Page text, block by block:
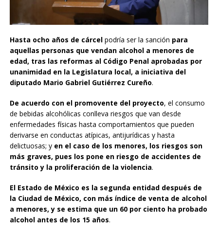
Hasta ocho años de cárcel podría ser la sanción para
aquellas personas que vendan alcohol a menores de
edad, tras las reformas al Código Penal aprobadas por
unanimidad en la Legislatura local, a iniciativa del
diputado Mario Gabriel Gutiérrez Cureño.
De acuerdo con el promovente del proyecto, el consumo
de bebidas alcohólicas conlleva riesgos que van desde
enfermedades físicas hasta comportamientos que pueden
derivarse en conductas atípicas, antijurídicas y hasta
delictuosas; y en el caso de los menores, los riesgos son
más graves, pues los pone en riesgo de accidentes de
tránsito y la proliferación de la violencia.
El Estado de México es la segunda entidad después de
la Ciudad de México, con más índice de venta de alcohol
a menores, y se estima que un 60 por ciento ha probado
alcohol antes de los 15 años.